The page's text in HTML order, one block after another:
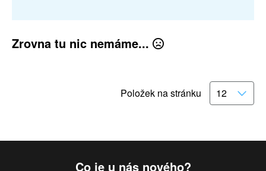
Zrovna tu nic nemáme...
Položek na stránku
Co je u nás nového?